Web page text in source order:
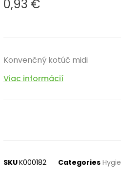
0,93 €
Konvenčný kotúč midi
Viac informácií
SKUK000182 Categories